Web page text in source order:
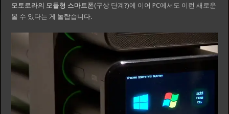
모토로라의 모듈형 스마트폰(구상 단계?)에 이어 PC에서도 이런 새로운
볼 수 있다는 게 놀랍습니다.